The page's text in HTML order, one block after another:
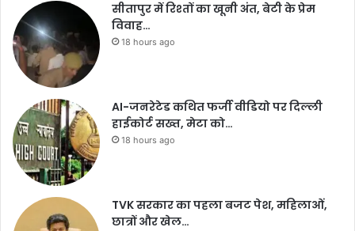
सीतापुर में रिश्तों का खूनी अंत, बेटी के प्रेम
विवाह…
18 hours ago
AI-जनरेटेड कथित फर्जी वीडियो पर दिल्ली
हाईकोर्ट सख्त, मेटा को…
18 hours ago
TVK सरकार का पहला बजट पेश, महिलाओं,
छात्रों और खेल…